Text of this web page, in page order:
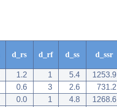
d_rs d_rf d_ss d_ssr
1.2 1 5.4
1253.9
0.6 3 2.6
731.2
0.0 1 4.8
1268.6